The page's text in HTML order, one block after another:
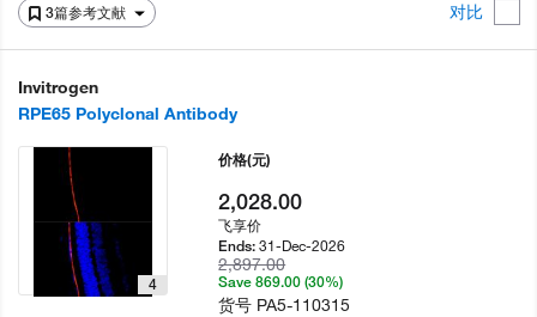
3篇参考文献 对比
Invitrogen
RPE65 Polyclonal Antibody
4
价格(元)
2,028.00
飞享价
Ends:31-Dec-2026
2,897.00
Save 869.00 (30%)
货号 PA5-110315